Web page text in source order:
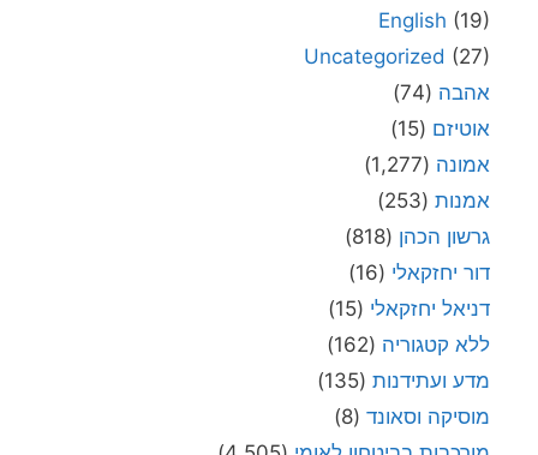
English (19)
Uncategorized (27)
אהבה (74)
אוטיזם (15)
אמונה (1,277)
אמנות (253)
גרשון הכהן (818)
דור יחזקאלי (16)
דניאל יחזקאלי (15)
ללא קטגוריה (162)
מדע ועתידנות (135)
מוסיקה וסאונד (8)